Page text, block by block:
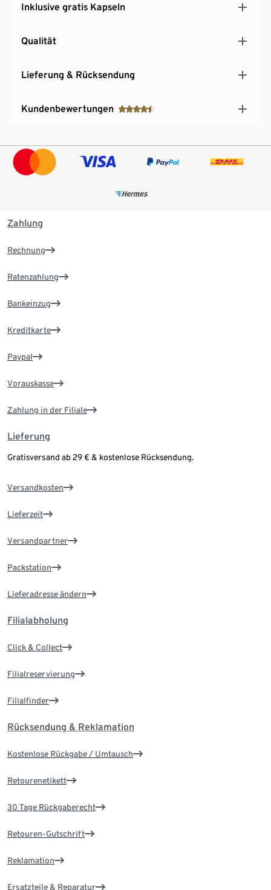
Inklusive gratis Kapseln
Qualität
Lieferung & Rücksendung
Kundenbewertungen
Zahlung
Rechnung
Ratenzahlung
Bankeinzug
Kreditkarte
Paypal
Vorauskasse
Zahlung in der Filiale
Lieferung
Gratisversand ab 29 € & kostenlose Rücksendung.
Versandkosten
Lieferzeit
Versandpartner
Packstation
Lieferadresse ändern
Filialabholung
Click & Collect
Filialreservierung
Filialfinder
Rücksendung & Reklamation
Kostenlose Rückgabe / Umtausch
Retourenetikett
30 Tage Rückgaberecht
Retouren-Gutschrift
Reklamation
Ersatzteile & Reparatur